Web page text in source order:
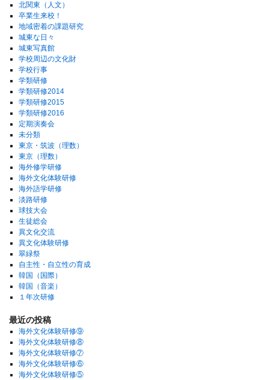
北関東（人文）
卒業生来校！
地域密着の課題研究
城東な日々
城東写真館
学校周辺の文化財
学校行事
学類研修
学類研修2014
学類研修2015
学類研修2016
定期演奏会
未分類
東京・筑波（理数）
東京（理数）
海外修学研修
海外文化体験研修
海外語学研修
淡路研修
球技大会
生徒総会
異文化交流
異文化体験研修
翠緑祭
自主性・自立性の育成
韓国（国際）
韓国（音楽）
１年次研修
最近の投稿
海外文化体験研修⑨
海外文化体験研修⑧
海外文化体験研修⑦
海外文化体験研修⑥
海外文化体験研修⑤